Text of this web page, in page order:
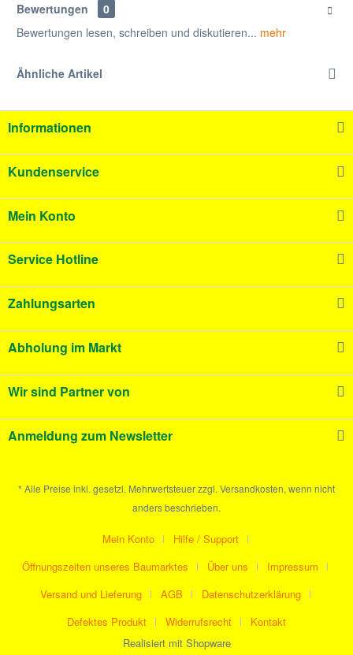
Bewertungen
0
Bewertungen lesen, schreiben und diskutieren... mehr
Ähnliche Artikel
Informationen
Kundenservice
Mein Konto
Service Hotline
Zahlungsarten
Abholung im Markt
Wir sind Partner von
Anmeldung zum Newsletter
* Alle Preise inkl. gesetzl. Mehrwertsteuer zzgl. Versandkosten, wenn nicht
anders beschrieben.
Mein Konto
Hilfe / Support
Öffnungszeiten unseres Baumarktes
Über uns
Impressum
Versand und Lieferung
AGB
Datenschutzerklärung
Defektes Produkt
Widerrufsrecht
Kontakt
Realisiert mit Shopware